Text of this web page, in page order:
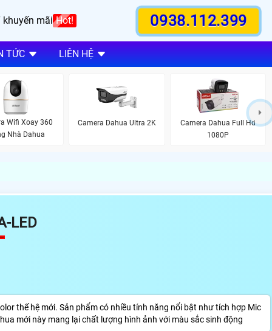
khuyến mãi Hot! 0938.112.399
TỨC LIÊN HỆ
Wifi Xoay 360
Nhà Dahua
Camera Dahua Ultra 2K
Camera Dahua Full Hd
1080P
LED
thế hệ mới. Sản phẩm có nhiều tính năng nổi bật như tích hợp Mic
mới này mang lại chất lượng hình ảnh với màu sắc sinh động